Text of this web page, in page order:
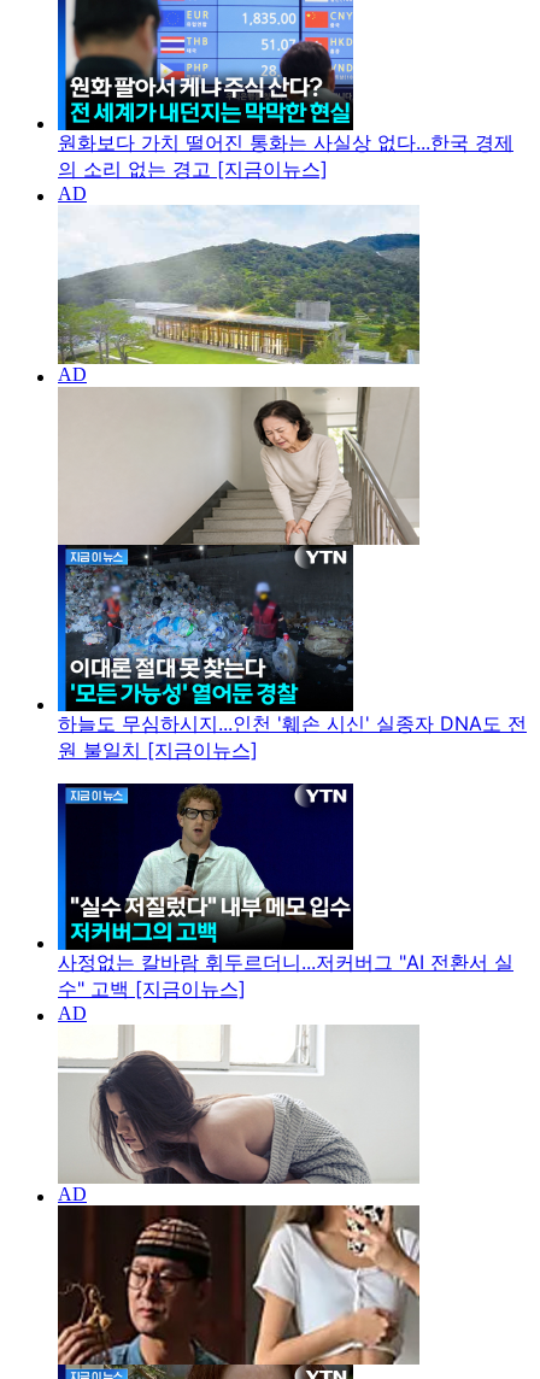
원화보다 가치 떨어진 통화는 사실상 없다...한국 경제
의 소리 없는 경고 [지금이뉴스]
하늘도 무심하시지...인천 '훼손 시신' 실종자 DNA도 전
원 불일치 [지금이뉴스]
사정없는 칼바람 휘두르더니...저커버그 "AI 전환서 실
수" 고백 [지금이뉴스]